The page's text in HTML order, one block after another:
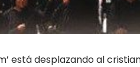
está desplazando al